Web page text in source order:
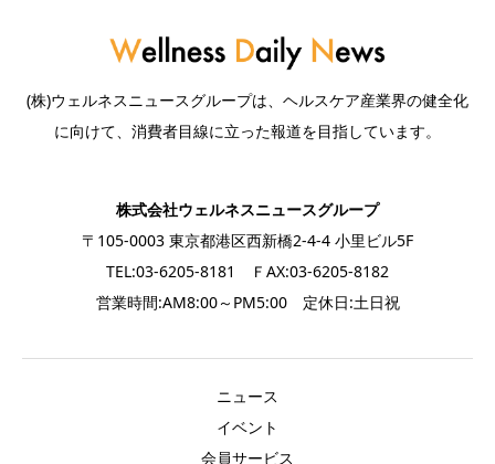
(株)ウェルネスニュースグループは、ヘルスケア産業界の健全化
に向けて、消費者目線に立った報道を目指しています。
株式会社ウェルネスニュースグループ
〒105-0003 東京都港区西新橋2-4-4 小里ビル5F
TEL:03-6205-8181 ＦAX:03-6205-8182
営業時間:AM8:00～PM5:00 定休日:土日祝
ニュース
イベント
会員サービス